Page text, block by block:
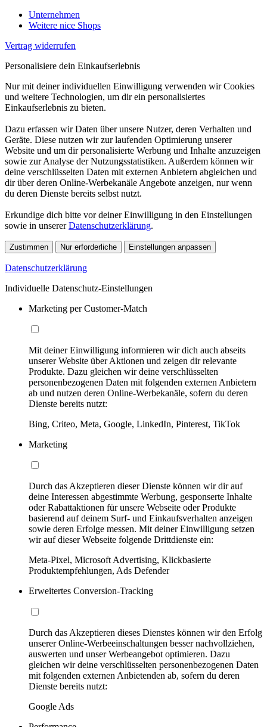
Unternehmen
Weitere nice Shops
Vertrag widerrufen
Personalisiere dein Einkaufserlebnis
Nur mit deiner individuellen Einwilligung verwenden wir Cookies
und weitere Technologien, um dir ein personalisiertes
Einkaufserlebnis zu bieten.
Dazu erfassen wir Daten über unsere Nutzer, deren Verhalten und
Geräte. Diese nutzen wir zur laufenden Optimierung unserer
Website und um dir personalisierte Werbung und Inhalte anzuzeigen
sowie zur Analyse der Nutzungsstatistiken. Außerdem können wir
deine verschlüsselten Daten mit externen Anbietern abgleichen und
dir über deren Online-Werbekanäle Angebote anzeigen, nur wenn
du deren Dienste bereits selbst nutzt.
Erkundige dich bitte vor deiner Einwilligung in den Einstellungen
sowie in unsererDatenschutzerklärung.
Zustimmen Nur erforderliche Einstellungen anpassen
Datenschutzerklärung
Individuelle Datenschutz-Einstellungen
Marketing per Customer-Match
Mit deiner Einwilligung informieren wir dich auch abseits
unserer Website über Aktionen und zeigen dir relevante
Produkte. Dazu gleichen wir deine verschlüsselten
personenbezogenen Daten mit folgenden externen Anbietern
ab und nutzen deren Online-Werbekanäle, sofern du deren
Dienste bereits nutzt:
Bing, Criteo, Meta, Google, LinkedIn, Pinterest, TikTok
Marketing
Durch das Akzeptieren dieser Dienste können wir dir auf
deine Interessen abgestimmte Werbung, gesponserte Inhalte
oder Rabattaktionen für unsere Webseite oder Produkte
basierend auf deinem Surf- und Einkaufsverhalten anzeigen
sowie deren Erfolge messen. Mit deiner Einwilligung setzen
wir auf dieser Webseite folgende Drittdienste ein:
Meta-Pixel, Microsoft Advertising, Klickbasierte
Produktempfehlungen, Ads Defender
Erweitertes Conversion-Tracking
Durch das Akzeptieren dieses Dienstes können wir den Erfolg
unserer Online-Werbeeinschaltungen besser nachvollziehen,
auswerten und unser Werbeangebot optimieren. Dazu
gleichen wir deine verschlüsselten personenbezogenen Daten
mit folgenden externen Anbietenden ab, sofern du deren
Dienste bereits nutzt:
Google Ads